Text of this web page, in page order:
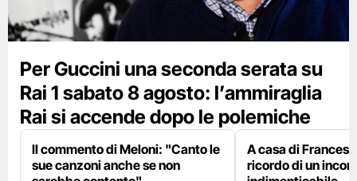
Per Guccini una seconda serata su
Rai 1 sabato 8 agosto: l’ammiraglia
Rai si accende dopo le polemiche
Il commento di Meloni: "Canto le
sue canzoni anche se non
A casa di
ricordo di un